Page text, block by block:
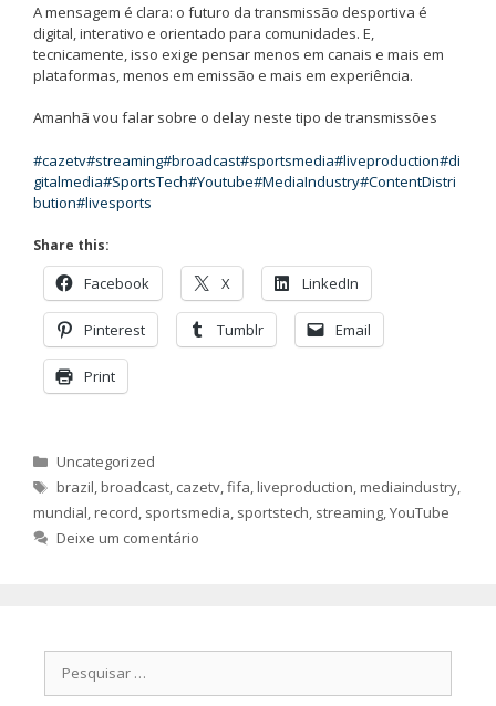
A mensagem é clara: o futuro da transmissão desportiva é
digital, interativo e orientado para comunidades. E,
tecnicamente, isso exige pensar menos em canais e mais em
plataformas, menos em emissão e mais em experiência.
Amanhã vou falar sobre o delay neste tipo de transmissões
#cazetv#streaming#broadcast#sportsmedia#liveproduction#di
gitalmedia#SportsTech#Youtube#MediaIndustry#ContentDistri
bution#livesports
Share this:
Facebook X LinkedIn
Pinterest Tumblr Email
Print
Categorias
Uncategorized
Etiquetas
brazil,broadcast, cazetv,fifa,liveproduction,mediaindustry,
mundial,record, sportsmedia, sportstech, streaming,YouTube
Deixe um comentário
Pesquisar
por: